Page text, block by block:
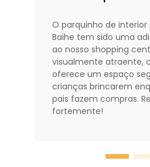
O parquinho de
Baihe tem sido uma
ao nosso shopping
visualmente atraente,
oferece um espaço
crianças brincarem
pais fazem compras.
fortemente!